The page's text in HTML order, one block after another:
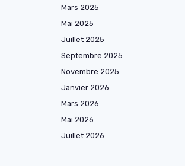
Mars 2025
Mai 2025
Juillet 2025
Septembre 2025
Novembre 2025
Janvier 2026
Mars 2026
Mai 2026
Juillet 2026